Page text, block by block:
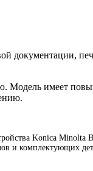
документации,
Модель имеет
Konica Minolta
и комплектующих